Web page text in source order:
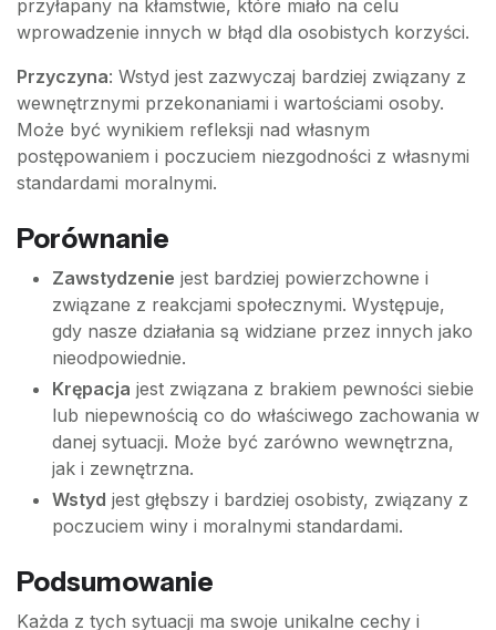
przyłapany na kłamstwie, które miało na celu
wprowadzenie innych w błąd dla osobistych korzyści.
Przyczyna: Wstyd jest zazwyczaj bardziej związany z
wewnętrznymi przekonaniami i wartościami osoby.
Może być wynikiem refleksji nad własnym
postępowaniem i poczuciem niezgodności z własnymi
standardami moralnymi.
Porównanie
Zawstydzenie jest bardziej powierzchowne i
związane z reakcjami społecznymi. Występuje,
gdy nasze działania są widziane przez innych jako
nieodpowiednie.
Krępacja jest związana z brakiem pewności siebie
lub niepewnością co do właściwego zachowania w
danej sytuacji. Może być zarówno wewnętrzna,
jak i zewnętrzna.
Wstyd jest głębszy i bardziej osobisty, związany z
poczuciem winy i moralnymi standardami.
Podsumowanie
Każda z tych sytuacji ma swoje unikalne cechy i